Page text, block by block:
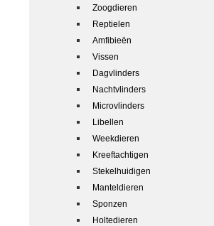
Zoogdieren
Reptielen
Amfibieën
Vissen
Dagvlinders
Nachtvlinders
Microvlinders
Libellen
Weekdieren
Kreeftachtigen
Stekelhuidigen
Manteldieren
Sponzen
Holtedieren